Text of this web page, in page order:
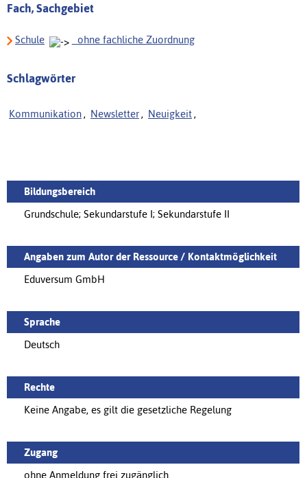
Fach, Sachgebiet
Schule _ohne fachliche Zuordnung
Schlagwörter
Kommunikation , Newsletter , Neuigkeit ,
Bildungsbereich
Grundschule; Sekundarstufe I; Sekundarstufe II
Angaben zum Autor der Ressource / Kontaktmöglichkeit
Eduversum GmbH
Sprache
Deutsch
Rechte
Keine Angabe, es gilt die gesetzliche Regelung
Zugang
ohne Anmeldung frei zugänglich